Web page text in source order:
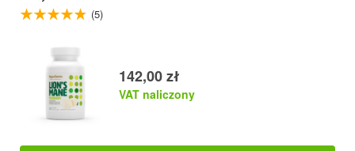
(5)
142,00 zł
VAT naliczony